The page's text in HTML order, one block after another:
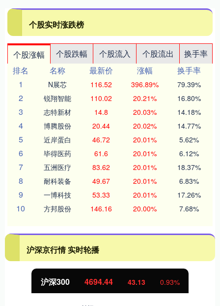
个股实时涨跌榜
个股涨幅 个股跌幅 个股流入 个股流出
换手率
排名
名称 最新价 涨幅
换手率
1
N展芯 116.52 396.89% 79.39%
2 锐翔智能 110.02 20.21% 16.80%
3 志特新材 14.8 20.03% 14.18%
4 博腾股份 20.44 20.02% 14.77%
5 近岸蛋白 46.72 20.01% 5.62%
6 毕得医药 61.6 20.01% 6.12%
7 五洲医疗 83.62 20.01% 18.37%
8 耐科装备 49.67 20.01% 6.83%
9 一博科技 53.33 20.01% 17.26%
10 方邦股份 146.16 20.00% 7.68%
沪深京行情 实时轮播
沪深300 4694.44 43.13 0.93%